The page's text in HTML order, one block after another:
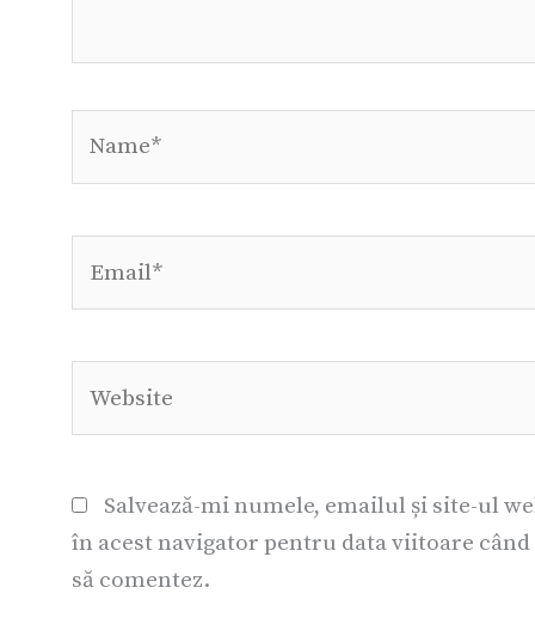
Salvează-mi numele, emailul și site-ul
în acest navigator pentru data viitoare când
să comentez.